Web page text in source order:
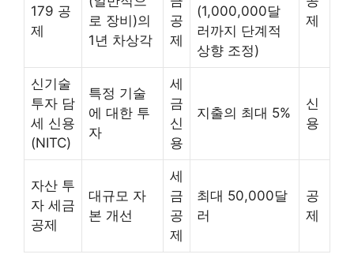
179 공
제
로 장비)의
1년 차상각
공
제
(1,000,000달
러까지 단계적
상향 조정)
제
신기술
투자 담
세 신용
(NITC)
특정 기술
에 대한 투
자
세
금
신
용
지출의 최대 5%
신
용
자산 투
자 세금
공제
대규모 자
본 개선
세
금
공
제
최대 50,000달
러
공
제